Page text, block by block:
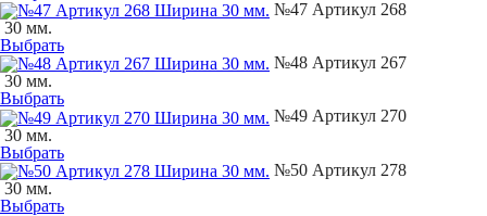
№47 Артикул 268
30 мм.
Выбрать
№48 Артикул 267
30 мм.
Выбрать
№49 Артикул 270
30 мм.
Выбрать
№50 Артикул 278
30 мм.
Выбрать